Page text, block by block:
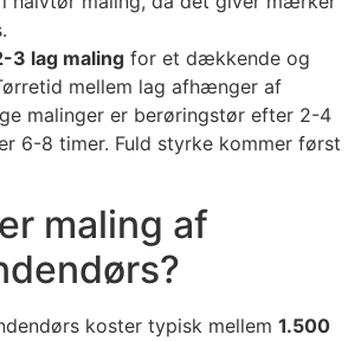
3 lag maling for et dækkende og
mellem lag afhænger af
malinger er berøringstør efter 2-4
6-8 timer. Fuld styrke kommer først
maling af
koster typisk mellem 1.500